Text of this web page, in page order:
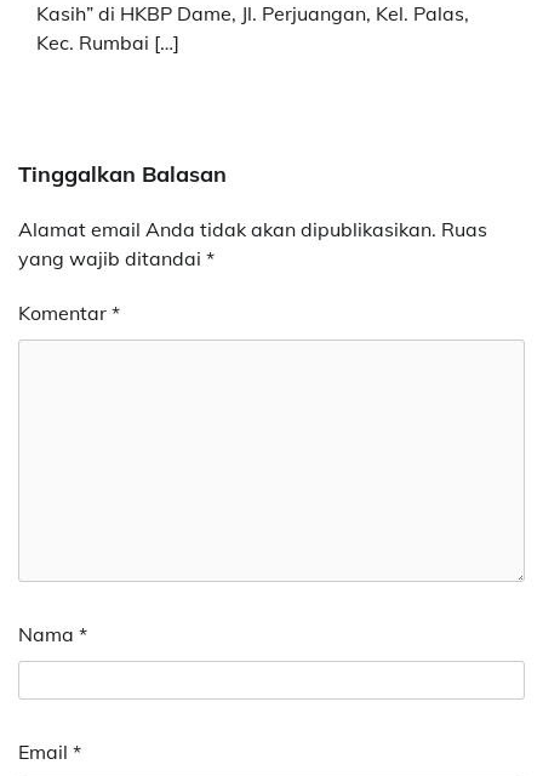
Kasih” di HKBP Dame, Jl. Perjuangan, Kel. Palas,
Kec. Rumbai […]
Tinggalkan Balasan
Alamat email Anda tidak akan dipublikasikan. Ruas
yang wajib ditandai *
Komentar *
Nama *
Email *